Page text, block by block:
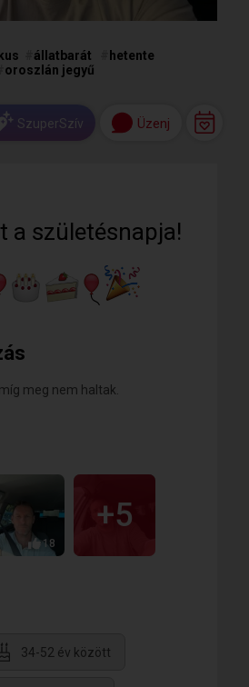
állatbarát
hetente
oroszlán jegyű
SzuperSzív Üzenj
a születésnapja!
meg nem haltak.
18
+5
34-52 év között